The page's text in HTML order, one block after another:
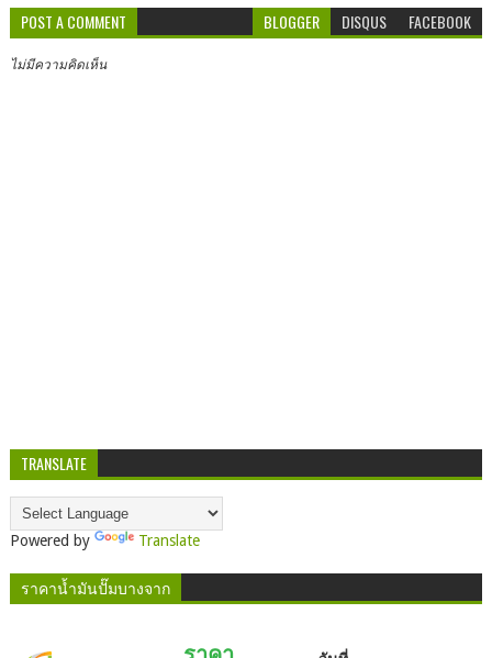
POST A COMMENT BLOGGER DISQUS FACEBOOK
ไม่มีความคิดเห็น
TRANSLATE
Powered by Translate
ราคาน้ำมันปั๊มบางจาก